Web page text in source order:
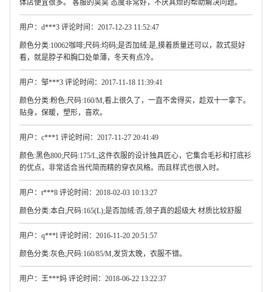
体店便宜很多。 客服的昊昊 态度非常好，不厌其烦的帮助解决问题。
用户：d***3 评论时间：2017-12-23 11:52:47
颜色分类:10062咖啡;尺码:均码;是否加绒:是,摸着质量还可以，款式挺好
看，就是脖子和胸口处单薄，冬天有点冷。
用户：邹***3 评论时间：2017-11-18 11:39:41
颜色分类:粉色;尺码:160/M,看上很久了，一直不舍得买，趁双十一拿下。
贴身，保暖，塑形，喜欢。
用户：c***1 评论时间：2017-11-27 20:41:49
颜色:黑色800;尺码:175/L,这件衣服的设计独具匠心，它集合毛衫和打底衫
的优点，非常适合当代简而精的穿衣风格。而且样式也很入时。
用户：t***8 评论时间：2018-02-03 10:13:27
颜色分类:本白;尺码:165(L);是否加绒:否,领子真的超级大 材质比较舒服
用户：q***l 评论时间：2016-11-20 20:51:57
颜色分类:灰色;尺码:160/85/M,发货太晚，衣服不错。
用户：王***妈 评论时间：2018-06-22 13:22:37